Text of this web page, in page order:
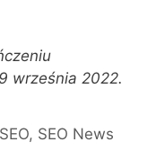
września 2022.
SEO, SEO News